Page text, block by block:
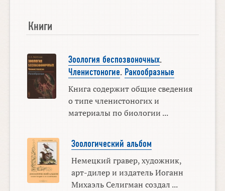
Книги
Зоология беспозвоночных.
Членистоногие. Ракообразные
Книга содержит общие сведения
о типе членистоногих и
материалы по биологии ...
Зоологический альбом
Немецкий гравер, художник,
арт-дилер и издатель Иоганн
Михаэль Селигман создал ...